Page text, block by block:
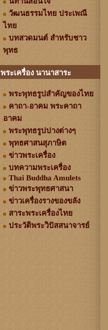
วัฒนธรรมไทย ประเพณี
ไทย
บทสวดมนต์ สำหรับชาว
พุทธ
พระเครื่อง นานาสาระ
พระพุทธรูปสำคัญของไทย
คาถา-อาคม พระคาถา
อาคม
พระพุทธรูปปางต่างๆ
พุทธศาสนสุภาษิต
ข่าวพระเครื่อง
บทความพระเครื่อง
Thai Buddha Amulets
ข่าวพระพุทธศาสนา
ข่าวเครื่องรางของขลัง
สาระพระเครื่องไทย
ประวัติพระวิปัสสนาจารย์